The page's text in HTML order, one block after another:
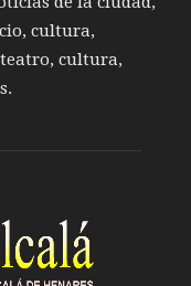
cultura,
cultura,